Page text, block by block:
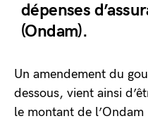
dépenses
(Ondam).
Un amendement du
dessous, vient ainsi
le montant de